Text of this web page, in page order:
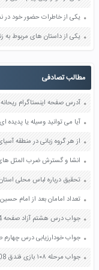
یکی از خاطرات حضور خود در نماز جمعه صفحه
یکی از داستان های مربوط به زندگی امام
مطالب تصادفی
آدرس صفحه اینستاگرام ریحانه
انشا و گسترش ضرب المثل های صفحه 27 کتاب نگارش 3 پایه
تعداد امامان بعد از امام حسین علیه
جواب درس هشتم آزاد صفحه 74 و 75 و 76 فارسی چهارم
جواب خودارزیابی درس چهارم صفحه 40
جواب مرحله ۱۰۸ بازی فندق 108 صد و هشت پاسخ